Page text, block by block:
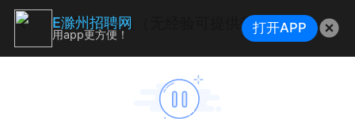
C1教练员（无经验可提供带薪培训，有五险）
E滁州招聘网
用app更方便！ 打开APP